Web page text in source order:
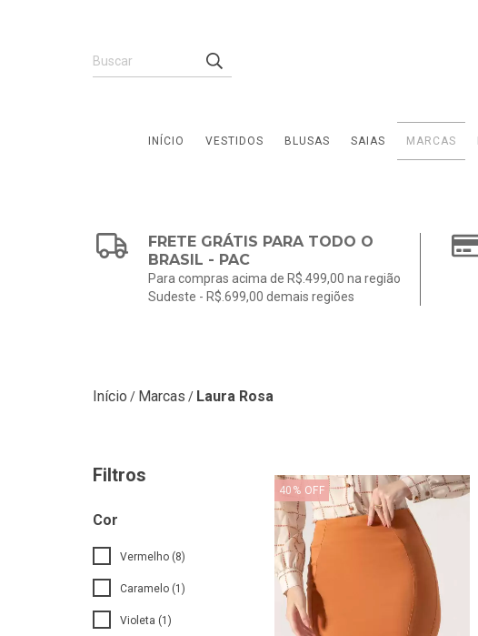
INÍCIO VESTIDOS BLUSAS SAIAS MARCAS
FRETE GRÁTIS PARA TODO O
BRASIL - PAC
Para compras acima de R$.499,00 na região
Sudeste - R$.699,00 demais regiões
Início / Marcas / Laura Rosa
Filtros
Cor
Vermelho (8)
Caramelo (1)
Violeta (1)
40 % OFF